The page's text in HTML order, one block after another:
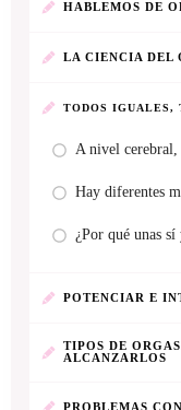
HABLEMOS DE
LA CIENCIA DEL
TODOS IGUALES,
A nivel cerebral,
Hay diferentes
¿Por qué unas sí
POTENCIAR E
TIPOS DE
ALCANZARLOS
PROBLEMAS